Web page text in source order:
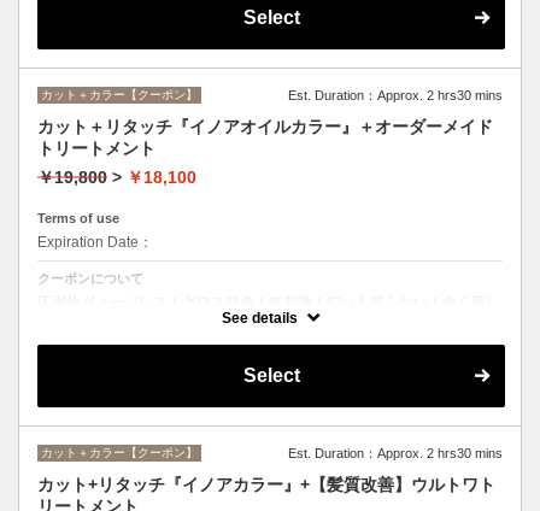
Select
カット＋カラー【クーポン】 Est. Duration：Approx. 2 hrs30 mins
カット＋リタッチ『イノアオイルカラー』＋オーダーメイド
トリートメント
￥19,800 > ￥18,100
Terms of use
Expiration Date：
クーポンについて
い処方のイノアオイルカラーのセットメニュー☆
See details
Select
カット＋カラー【クーポン】 Est. Duration：Approx. 2 hrs30 mins
カット+リタッチ『イノアカラー』+【髪質改善】ウルトワト
リートメント